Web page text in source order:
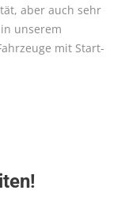
aber auch sehr
unserem
mit Start-